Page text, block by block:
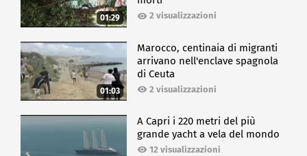
01:29 2 visualizzazioni
01:03
Marocco, centinaia di migranti
arrivano nell'enclave spagnola
di Ceuta
2 visualizzazioni
A Capri i 220 metri del più
grande yacht a vela del mondo
12 visualizzazioni